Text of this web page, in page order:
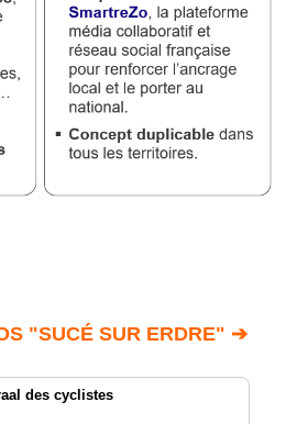
"SUCÉ SUR ERDRE" ➔
des cyclistes